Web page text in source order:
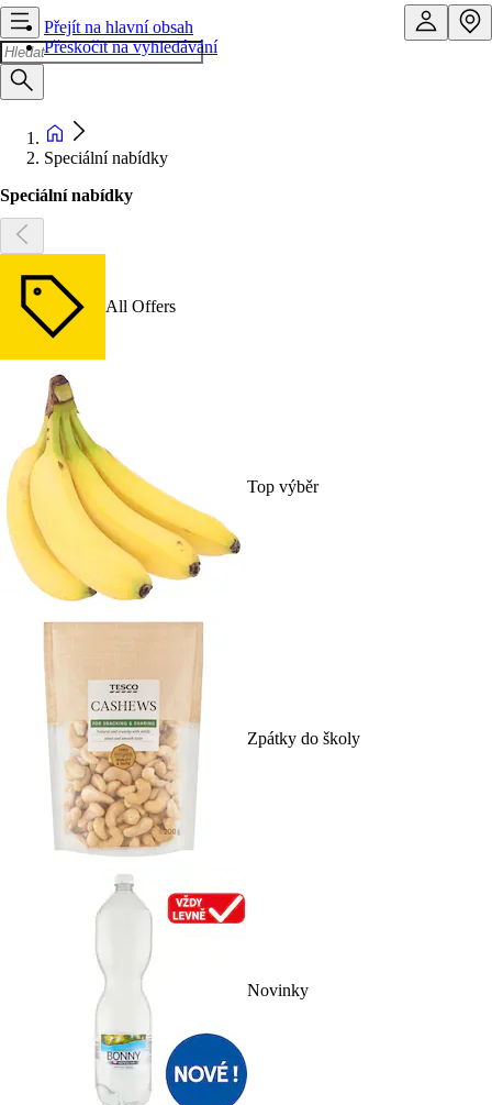
Přejít na hlavní obsah
Přeskočit na vyhledávání
Speciální nabídky
Speciální nabídky
All Offers
Top výběr
Zpátky do školy
Novinky